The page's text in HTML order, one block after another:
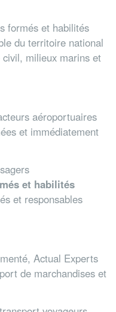
formés et habilités
du territoire national
milieux marins et
aéroportuaires
et immédiatement
et habilités
et responsables
Actual Experts
de marchandises et